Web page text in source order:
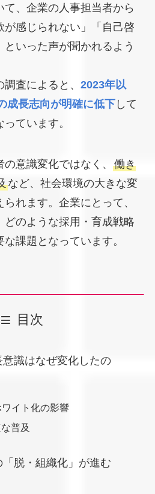
、企業の人事担当者から
が感じられない」「自己啓
いった声が聞かれるよう
査によると、 2023年以
成長志向が明確に低下して
ています。
意識変化ではなく、 働き
など、社会環境の大きな変
れます。企業にとって、
どのような採用・育成戦略
課題となっています。
目次
識はなぜ変化したの
イト化の影響
普及
脱・組織化」が進む